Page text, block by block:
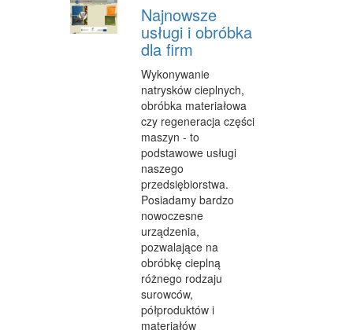
WYPOCZYNEK
URODA
DIETETYKA, ODCHUDZANIE
KOSMETYKI
LECZENIE
SALONY KOSMETYCZNE
SPRZĘT MEDYCZNY
SOFTWARE
OPROGRAMOWANIE
STRONY INTERNETOWE
KONTAKT
Najnowsze
usługi i obróbka
dla firm
Wykonywanie
natrysków cieplnych,
obróbka materiałowa
czy regeneracja części
maszyn - to
podstawowe usługi
naszego
przedsiębiorstwa.
Posiadamy bardzo
nowoczesne
urządzenia,
pozwalające na
obróbkę cieplną
różnego rodzaju
surowców,
półproduktów i
materiałów